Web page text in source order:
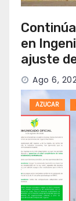
en
ajuste
Ago 6,
AZUCAR